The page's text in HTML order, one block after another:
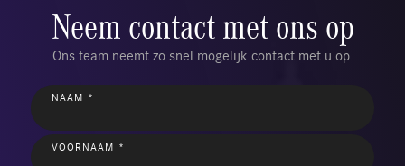
Neem contact met ons op
Ons team neemt zo snel mogelijk contact met u op.
NAAM *
VOORNAAM *